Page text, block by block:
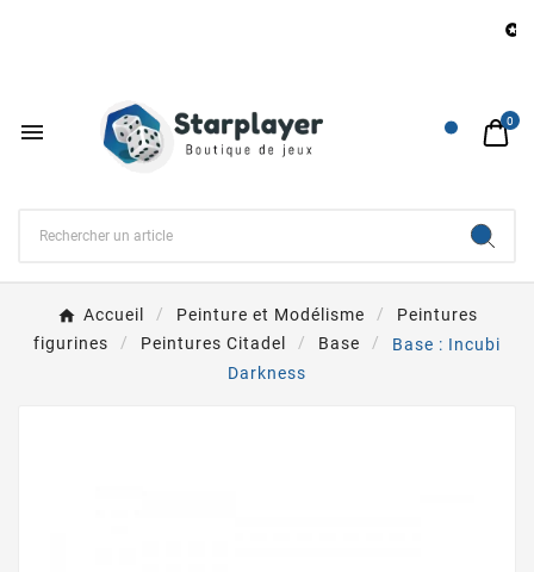

 0
Accueil Peinture et Modélisme
Peintures
figurines
Peintures Citadel Base
Base : Incubi
Darkness